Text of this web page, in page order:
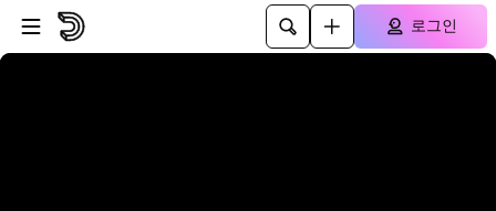
플레이어로 건너뛰기
본문으로 건너뛰기
로그인